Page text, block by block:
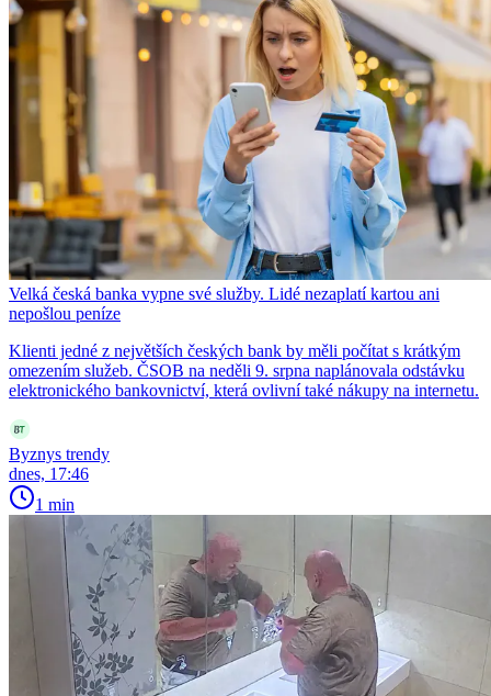
Velká česká banka vypne své služby. Lidé nezaplatí kartou ani
nepošlou peníze
Klienti jedné z největších českých bank by měli počítat s krátkým
omezením služeb. ČSOB na neděli 9. srpna naplánovala odstávku
elektronického bankovnictví, která ovlivní také nákupy na internetu.
Byznys trendy
dnes, 17:46
1 min